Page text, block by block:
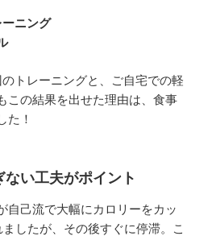
ニング
トレーニングと、ご自宅での軽
この結果を出せた理由は、食事
た！
い工夫がポイント
自己流で大幅にカロリーをカッ
したが、その後すぐに停滞。こ